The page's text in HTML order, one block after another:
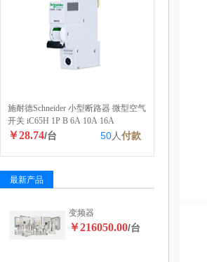
施耐德Schneider 小型断路器 微型空气
开关 iC65H 1P B 6A 10A 16A
￥28.74/台 50人付款
最新产品
变频器
￥216050.00/台